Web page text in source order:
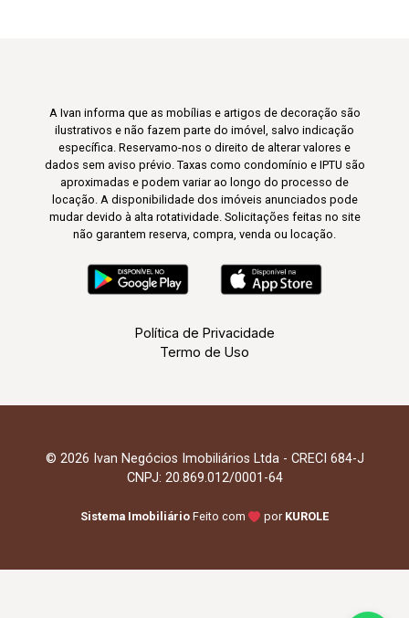
A Ivan informa que as mobílias e artigos de decoração são
ilustrativos e não fazem parte do imóvel, salvo indicação
específica. Reservamo-nos o direito de alterar valores e
dados sem aviso prévio. Taxas como condomínio e IPTU são
aproximadas e podem variar ao longo do processo de
locação. A disponibilidade dos imóveis anunciados pode
mudar devido à alta rotatividade. Solicitações feitas no site
não garantem reserva, compra, venda ou locação.
Política de Privacidade
Termo de Uso
© 2026 Ivan Negócios Imobiliários Ltda - CRECI 684-J
CNPJ: 20.869.012/0001-64
Sistema Imobiliário Feito com por KUROLE